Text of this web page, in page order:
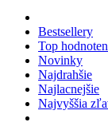
Bestsellery
Top
Novinky
Najdrahšie
Najlacnejšie
Najvyššia